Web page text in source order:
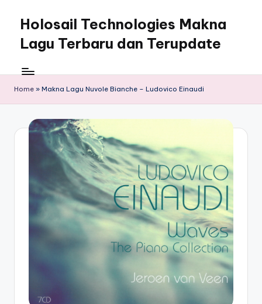
content
Holosail Technologies Makna
Lagu Terbaru dan Terupdate
Home » Makna Lagu Nuvole Bianche – Ludovico Einaudi